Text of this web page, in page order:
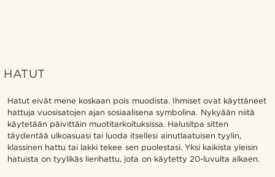
HATUT
Hatut eivät mene koskaan pois muodista. Ihmiset ovat käyttäneet
hattuja vuosisatojen ajan sosiaalisena symbolina. Nykyään niitä
käytetään päivittäin muotitarkoituksissa. Halusitpa sitten
täydentää ulkoasuasi tai luoda itsellesi ainutlaatuisen tyylin,
klassinen hattu tai lakki tekee sen puolestasi. Yksi kaikista yleisin
hatuista on tyylikäs lierihattu, jota on käytetty 20-luvulta alkaen.